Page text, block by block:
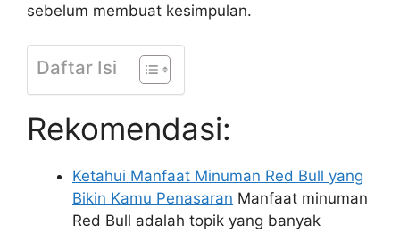
sebelum membuat kesimpulan.
Daftar Isi
Rekomendasi:
Ketahui Manfaat Minuman Red Bull yang
Bikin Kamu Penasaran Manfaat minuman
Red Bull adalah topik yang banyak